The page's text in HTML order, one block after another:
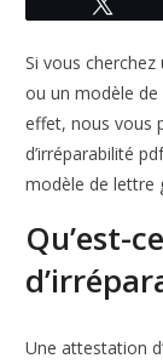
Si vous cherchez
ou un modèle
effet, nous vous
d’irréparabilité
modèle de lettre
Qu’est-
Une attestation